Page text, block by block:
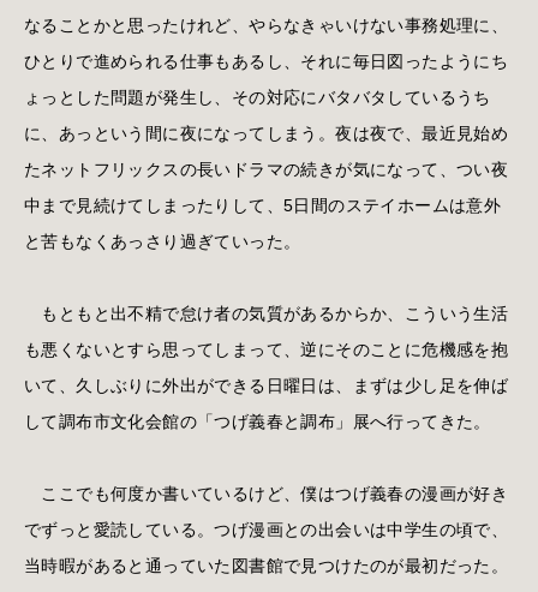
なることかと思ったけれど、やらなきゃいけない事務処理に、
ひとりで進められる仕事もあるし、それに毎日図ったようにち
ょっとした問題が発生し、その対応にバタバタしているうち
に、あっという間に夜になってしまう。夜は夜で、最近見始め
たネットフリックスの長いドラマの続きが気になって、つい夜
中まで見続けてしまったりして、5日間のステイホームは意外
と苦もなくあっさり過ぎていった。
もともと出不精で怠け者の気質があるからか、こういう生活
も悪くないとすら思ってしまって、逆にそのことに危機感を抱
いて、久しぶりに外出ができる日曜日は、まずは少し足を伸ば
して調布市文化会館の「つげ義春と調布」展へ行ってきた。
ここでも何度か書いているけど、僕はつげ義春の漫画が好き
でずっと愛読している。つげ漫画との出会いは中学生の頃で、
当時暇があると通っていた図書館で見つけたのが最初だった。